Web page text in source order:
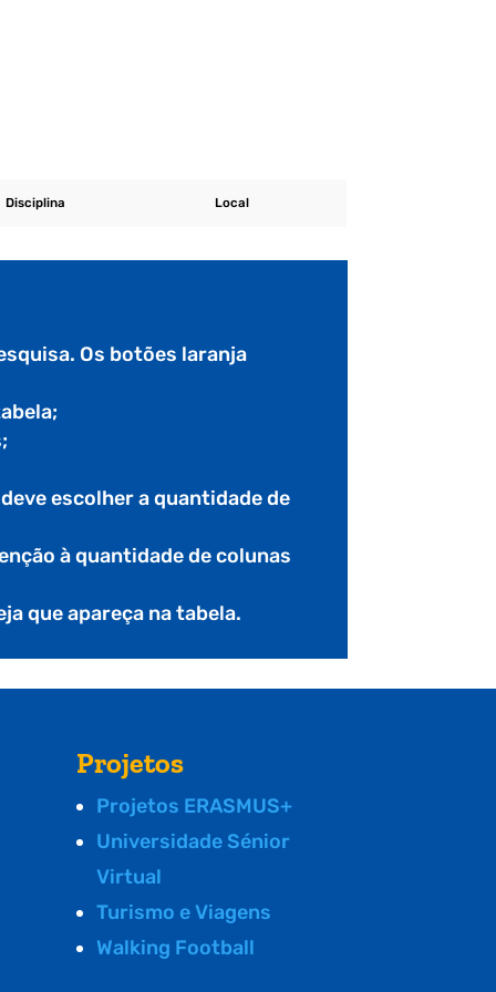
Disciplina Local
Os botões laranja
escolher a quantidade de
à quantidade de colunas
que apareça na tabela.
Projetos
Projetos ERASMUS+
Universidade Sénior
Virtual
Turismo e Viagens
Walking Football